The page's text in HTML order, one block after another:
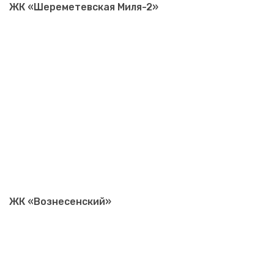
ЖК «Шереметевская Миля-2»
ЖК «Вознесенский»